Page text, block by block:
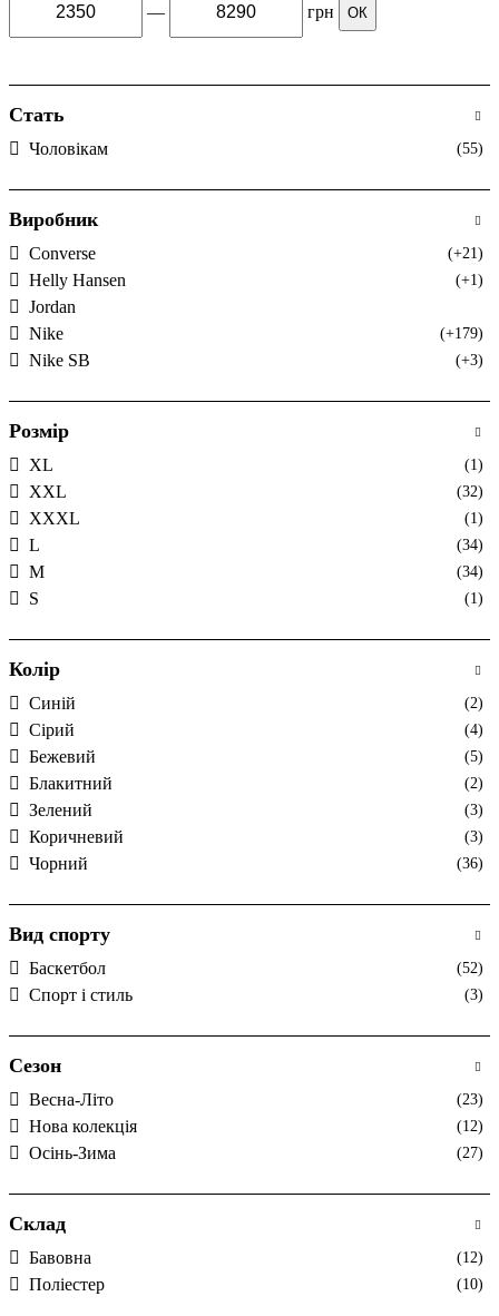
— грн ОК
Стать
Чоловікам (55)
Виробник
Converse (+21)
Helly Hansen (+1)
Jordan
Nike
(+179)
Nike SB (+3)
Розмір
XL (1)
XXL (32)
XXXL (1)
L (34)
M (34)
S (1)
Колір
Cиній (2)
Cірий (4)
Бежевий (5)
Блакитний (2)
Зелений (3)
Коричневий (3)
Чорний (36)
Вид спорту
Баскетбол (52)
Спорт і стиль (3)
Сезон
Весна-Літо (23)
Нова колекція (12)
Осінь-Зима (27)
Склад
Бавовна (12)
Поліестер (10)